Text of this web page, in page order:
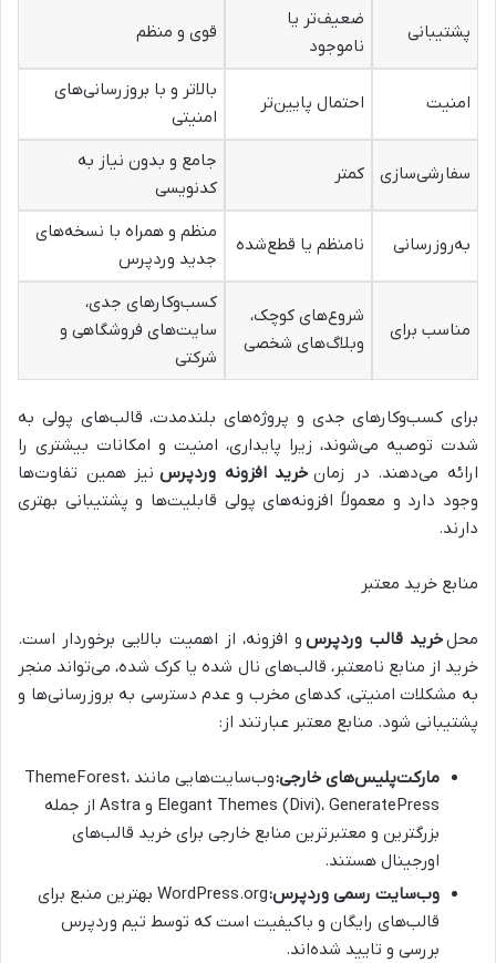
پشتیبانی
ضعیف‌تر یا
ناموجود
قوی و منظم
امنیت احتمال پایین‌تر
بالاتر و با بروزرسانی‌های
امنیتی
سفارشی‌سازی کمتر
جامع و بدون نیاز به
کدنویسی
به‌روزرسانی نامنظم یا قطع‌شده
منظم و همراه با نسخه‌های
جدید وردپرس
مناسب برای
شروع‌های کوچک،
وبلاگ‌های شخصی
کسب‌وکارهای جدی،
سایت‌های فروشگاهی و
شرکتی
برای کسب‌وکارهای جدی و پروژه‌های بلندمدت، قالب‌های پولی به
شدت توصیه می‌شوند، زیرا پایداری، امنیت و امکانات بیشتری را
ارائه می‌دهند. در زمان خرید افزونه وردپرس نیز همین تفاوت‌ها
وجود دارد و معمولاً افزونه‌های پولی قابلیت‌ها و پشتیبانی بهتری
دارند.
منابع خرید معتبر
محلخرید قالب وردپرس و افزونه، از اهمیت بالایی برخوردار است.
خرید از منابع نامعتبر، قالب‌های نال شده یا کرک شده، می‌تواند منجر
به مشکلات امنیتی، کدهای مخرب و عدم دسترسی به بروزرسانی‌ها و
پشتیبانی شود. منابع معتبر عبارتند از:
مارکت‌پلیس‌های خارجی:
وب‌سایت‌هایی مانند ThemeForest،
Elegant Themes (Divi)، GeneratePress و Astra از جمله
بزرگترین و معتبرترین منابع خارجی برای خرید قالب‌های
اورجینال هستند.
وب‌سایت رسمی وردپرس:
WordPress.org بهترین منبع برای
قالب‌های رایگان و باکیفیت است که توسط تیم وردپرس
بررسی و تایید شده‌اند.